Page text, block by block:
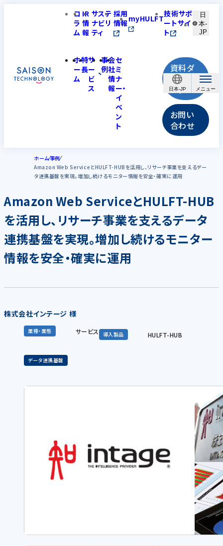
日本-JP
コ
ラ
ム
IR
情
報
サステ
ナビリ
ティ
採用
情報myHULFT技術サポ
ートサイ
ト
日
本-
JP
ホ
ー
ム
特
長
サ
ー
ビ
ス
事
例
会
社
情
報
セ
ミ
ナ
ー・
イ
ベ
ン
ト
資料ダ
ウンロ
ード
お問い
合わせ
ホーム事例
Amazon Web ServiceとHULFT-HUBを活用し、リサーチ事業を支えるデー
タ連携基盤を実現。増加し続けるモニター情報を安全・確実に運用
Amazon Web ServiceとHULFT-HUB
を活用し、リサーチ事業を支えるデータ
連携基盤を実現。増加し続けるモニター
情報を安全・確実に運用
株式会社インテージ 様
業種・業態 サービス 導入製品 HULFT-HUB
データ連携基盤